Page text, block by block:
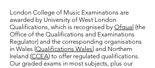
London College of Music Examinations are
awarded by University of West London
Qualifications, which is recognised by Ofqual (the
Office of the Qualifications and Examinations
Regulator) and the corresponding organisations
in Wales (Qualifications Wales) and Northern
Ireland (CCEA) to offer regulated qualifications.
Our graded exams in most subjects, plus our